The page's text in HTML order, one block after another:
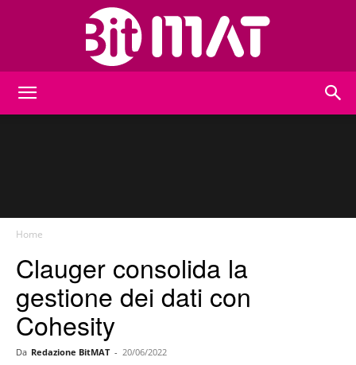
Home
Clauger consolida la
gestione dei dati con
Cohesity
Da Redazione BitMAT - 20/06/2022